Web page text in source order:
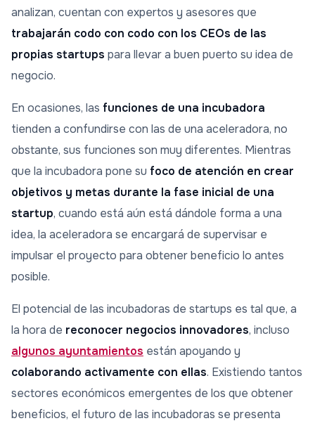
analizan, cuentan con expertos y asesores que
trabajarán codo con codo con los CEOs de las
propias startups para llevar a buen puerto su idea de
negocio.
En ocasiones, las funciones de una incubadora
tienden a confundirse con las de una aceleradora, no
obstante, sus funciones son muy diferentes. Mientras
que la incubadora pone su foco de atención en crear
objetivos y metas durante la fase inicial de una
startup, cuando está aún está dándole forma a una
idea, la aceleradora se encargará de supervisar e
impulsar el proyecto para obtener beneficio lo antes
posible.
El potencial de las incubadoras de startups es tal que, a
la hora de reconocer negocios innovadores, incluso
algunos ayuntamientos están apoyando y
colaborando activamente con ellas. Existiendo tantos
sectores económicos emergentes de los que obtener
beneficios, el futuro de las incubadoras se presenta